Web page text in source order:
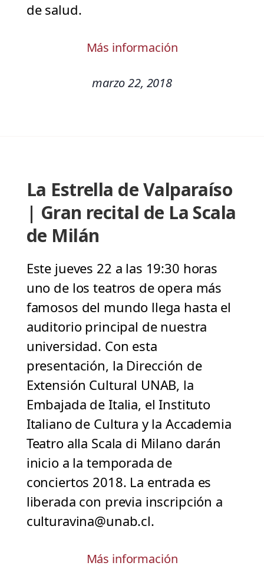
de salud.
Más información
marzo 22, 2018
La Estrella de Valparaíso
| Gran recital de La Scala
de Milán
Este jueves 22 a las 19:30 horas
uno de los teatros de opera más
famosos del mundo llega hasta el
auditorio principal de nuestra
universidad. Con esta
presentación, la Dirección de
Extensión Cultural UNAB, la
Embajada de Italia, el Instituto
Italiano de Cultura y la Accademia
Teatro alla Scala di Milano darán
inicio a la temporada de
conciertos 2018. La entrada es
liberada con previa inscripción a
culturavina@unab.cl.
Más información